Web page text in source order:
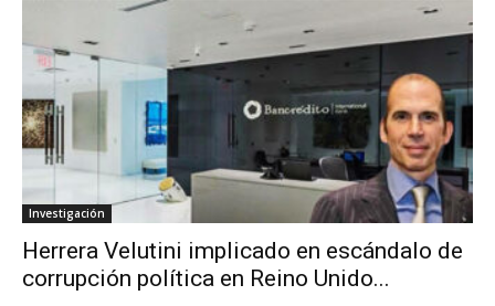
Investigación
Herrera Velutini implicado en escándalo de
corrupción política en Reino Unido...